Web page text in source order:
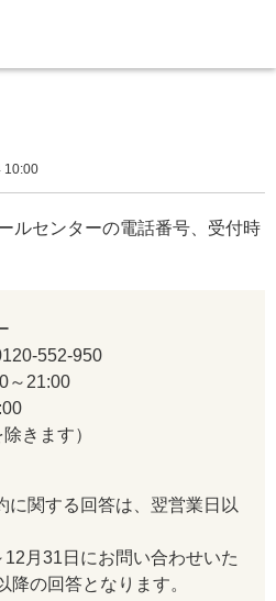
10:00
ルセンターの電話番号、受付時
552-950
～21:00
きます）
に関する回答は、翌営業日以
月31日にお問い合わせいた
降の回答となります。